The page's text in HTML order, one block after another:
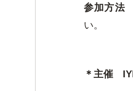
参加方法
い。
＊主催